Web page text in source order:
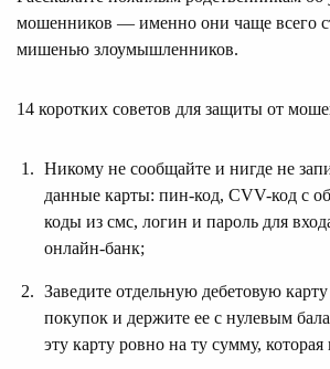
мошенников — именно они чаще всего
мишенью злоумышленников.
14 коротких советов для защиты от
Никому не сообщайте и нигде не
данные карты: пин-код, CVV-код с
коды из смс, логин и пароль для
онлайн-банк;
Заведите отдельную дебетовую
покупок и держите ее с нулевым
эту карту ровно на ту сумму,